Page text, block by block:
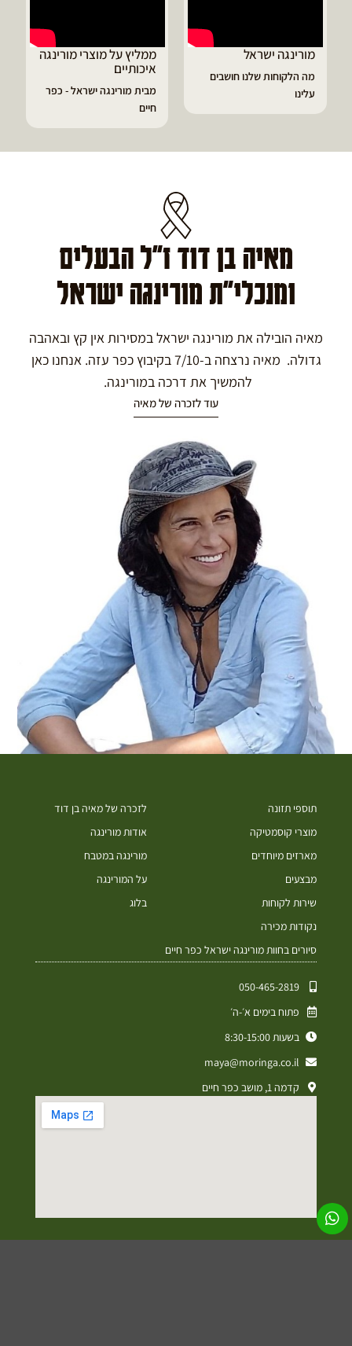
מורינגה ישראל
מה הלקוחות שלנו חושבים
עלינו
ממליץ על מוצרי מורינגה
איכותיים
מבית מורינגה ישראל - כפר
חיים
מאיה בן דוד ז"ל הבעלים
ומנכלי"ת מורינגה ישראל
מאיה הובילה את מורינגה ישראל במסירות אין קץ ובאהבה
גדולה. מאיה נרצחה ב-7/10 בקיבוץ כפר עזה. אנחנו כאן
להמשיך את דרכה במורינגה.
עוד לזכרה של מאיה
תוספי תזונה
מוצרי קוסמטיקה
מארזים מיוחדים
מבצעים
שירות לקוחות
נקודות מכירה
סיורים בחוות מורינגה ישראל כפר חיים
לזכרה של מאיה בן דוד
אודות מורינגה
מורינגה במטבח
על המורינגה
בלוג
050-465-2819⁩
פתוח בימים א׳-ה׳
בשעות 8:30-15:00
maya@moringa.co.il
קדמה 1, מושב כפר חיים